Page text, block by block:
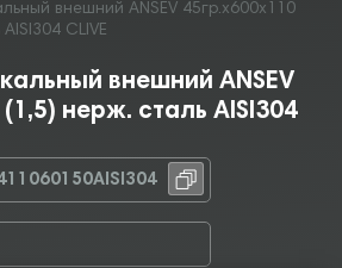
внешний ANSEV 45гр.х600х110
CLIVE
внешний ANSEV
нерж. сталь AISI304